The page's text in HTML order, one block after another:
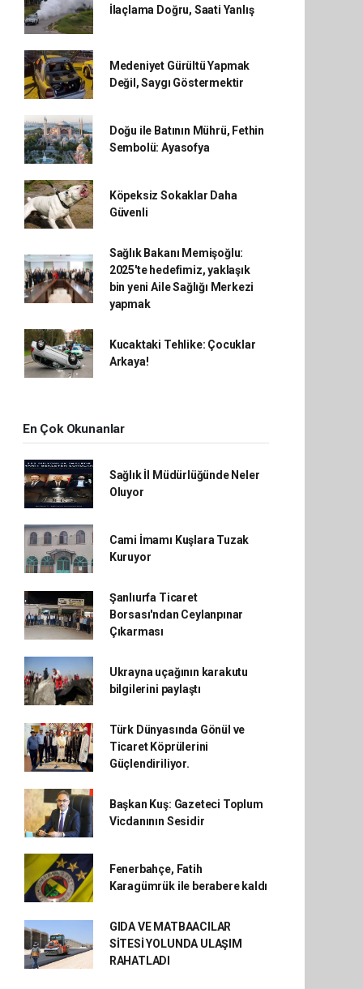
İlaçlama Doğru, Saati Yanlış
Medeniyet Gürültü Yapmak
Değil, Saygı Göstermektir
Doğu ile Batının Mührü, Fethin
Sembolü: Ayasofya
Köpeksiz Sokaklar Daha
Güvenli
Sağlık Bakanı Memişoğlu:
2025'te hedefimiz, yaklaşık
bin yeni Aile Sağlığı Merkezi
yapmak
Kucaktaki Tehlike: Çocuklar
Arkaya!
En Çok Okunanlar
Sağlık İl Müdürlüğünde Neler
Oluyor
Cami İmamı Kuşlara Tuzak
Kuruyor
Şanlıurfa Ticaret
Borsası'ndan Ceylanpınar
Çıkarması
Ukrayna uçağının karakutu
bilgilerini paylaştı
Türk Dünyasında Gönül ve
Ticaret Köprülerini
Güçlendiriliyor.
Başkan Kuş: Gazeteci Toplum
Vicdanının Sesidir
Fenerbahçe, Fatih
Karagümrük ile berabere kaldı
GIDA VE MATBAACILAR
SİTESİ YOLUNDA ULAŞIM
RAHATLADI